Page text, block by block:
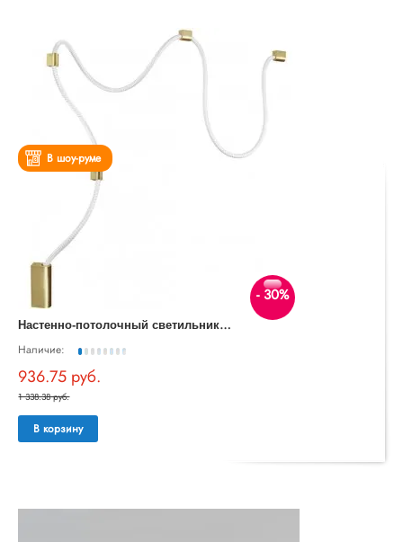
В шоу-руме
- 30%
Н
астенно-потолочный светильник Corda 4397/30CL
Наличие:
936.75 руб.
1 338.38 руб.
В корзину